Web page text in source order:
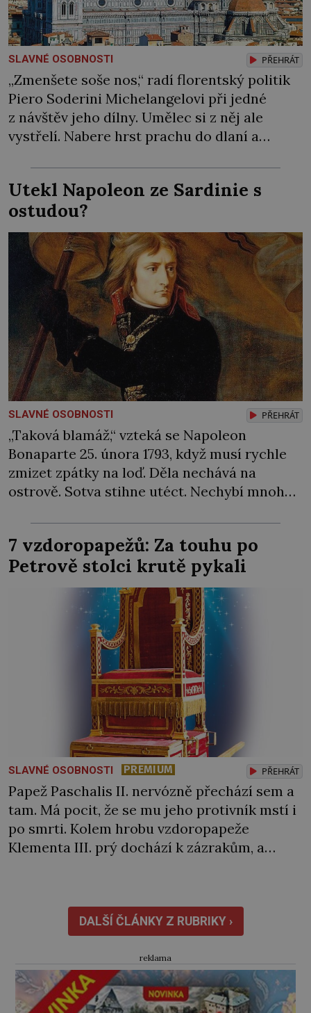
SLAVNÉ OSOBNOSTI PŘEHRÁT
„Zmenšete soše nos,“ radí florentský politik
Piero Soderini Michelangelovi při jedné
z návštěv jeho dílny. Umělec si z něj ale
vystřelí. Nabere hrst prachu do dlaní a
kus nosu odsekl. Přitom se svého díla ve
skutečnosti ani nedotkne. Mluvit do práce si
nenechá – od nikoho! Hrdí Florenťané touží
[…]
Utekl Napoleon ze Sardinie s
ostudou?
SLAVNÉ OSOBNOSTI PŘEHRÁT
„Taková blamáž,“ vzteká se Napoleon
Bonaparte 25. února 1793, když musí rychle
zmizet zpátky na loď. Děla nechává na
ostrově. Sotva stihne utéct. Nechybí mnoho
se za neúspěch nakonec najde jiný viník…
Francouzská flotila pod velením admirála
Laurenta Trugueta (1752‒1839) vyplouvá
v únoru 1793 z Toulonu. Mezi posádkou […]
7 vzdoropapežů: Za touhu po
Petrově stolci krutě pykali
SLAVNÉ OSOBNOSTI PREMIUM PŘEHRÁT
Papež Paschalis II. nervózně přechází sem a
tam. Má pocit, že se mu jeho protivník mstí i
po smrti. Kolem hrobu vzdoropapeže
Klementa III. prý dochází k zázrakům, a
pochopům. Ti se vkradou do Klementovy
hrobky a rozkládající se […]
DALŠÍ ČLÁNKY Z RUBRIKY ›
reklama